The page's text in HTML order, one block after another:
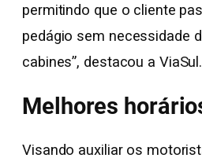
permitindo que o cliente
pedágio sem necessidade
cabines”, destacou a ViaSul.
Melhores
Visando auxiliar os